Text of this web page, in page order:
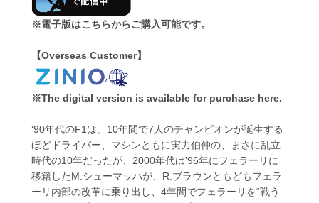
※電子版はこちらからご購入可能です。
【Overseas Customer】
※The digital version is available for purchase here.
‘90年代のF1は、10年間で7人のチャンピオンが誕生する
ほどドライバー、マシンともに実力伯仲の、まさに乱立
時代の10年だったが、2000年代は’96年にフェラーリに
移籍したM.シューマッハが、R.ブラウンともどもフェラ
ーリ内部の改革に乗り出し、4年間でフェラーリを“戦う